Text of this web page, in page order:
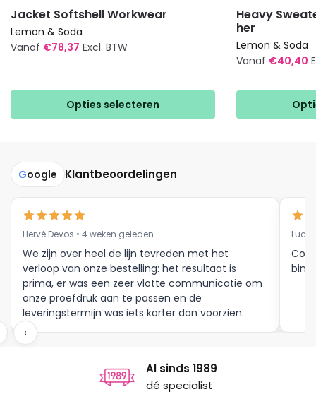
Jacket Softshell Workwear
Lemon & Soda
Vanaf €78,37 Excl. BTW
Opties selecteren
product
meerdere
optie
kan
gekozen
worden
op
de
productpagina
Heavy
her
Lemon & Soda
Vanaf €40,40
heeft
kan
productpagina
Google Klantbeoordelingen
Hervé Devos • 4 weken geleden
We zijn over heel de lijn tevreden met het
verloop van onze bestelling: het resultaat is
prima, er was een zeer vlotte communicatie om
onze proefdruk aan te passen en de
leveringstermijn was iets korter dan voorzien.
Meer moet dat niet zijn.
Luc
‹
Al sinds 1989
dé specialist